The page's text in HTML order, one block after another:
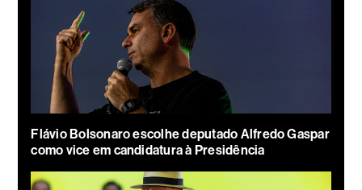
Flávio Bolsonaro escolhe deputado Alfredo Gaspar
como vice em candidatura à Presidência